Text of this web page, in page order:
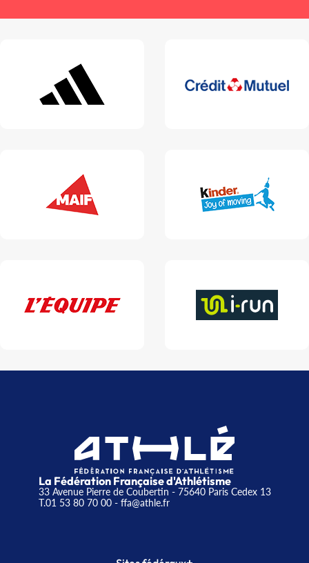
La Fédération Française d'Athlétisme
33 Avenue Pierre de Coubertin - 75640 Paris Cedex 13
T.01 53 80 70 00- ffa@athle.fr